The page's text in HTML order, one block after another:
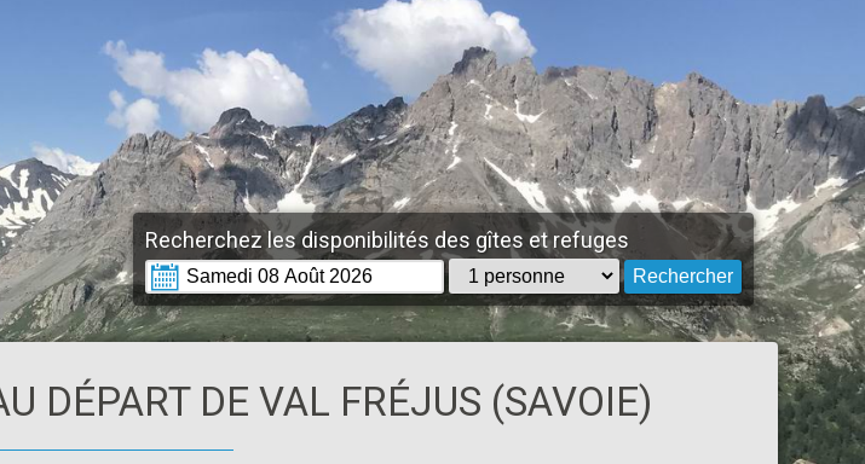
Recherchez les disponibilités des gîtes et refuges
DÉPART DE VAL FRÉJUS (SAVOIE)